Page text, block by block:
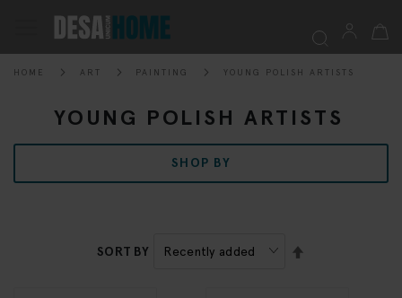
My
HOME ART PAINTING YOUNG POLISH ARTISTS
YOUNG POLISH ARTISTS
SORT BY
SHOP BY